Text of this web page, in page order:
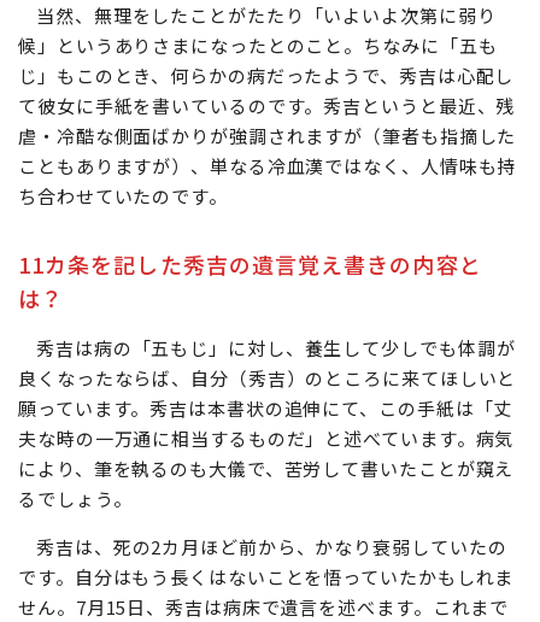
当然、無理をしたことがたたり「いよいよ次第に弱り
候」というありさまになったとのこと。ちなみに「五も
じ」もこのとき、何らかの病だったようで、秀吉は心配し
て彼女に手紙を書いているのです。秀吉というと最近、残
虐・冷酷な側面ばかりが強調されますが（筆者も指摘した
こともありますが）、単なる冷血漢ではなく、人情味も持
ち合わせていたのです。
11カ条を記した秀吉の遺言覚え書きの内容と
は？
秀吉は病の「五もじ」に対し、養生して少しでも体調が
良くなったならば、自分（秀吉）のところに来てほしいと
願っています。秀吉は本書状の追伸にて、この手紙は「丈
夫な時の一万通に相当するものだ」と述べています。病気
により、筆を執るのも大儀で、苦労して書いたことが窺え
るでしょう。
秀吉は、死の2カ月ほど前から、かなり衰弱していたの
です。自分はもう長くはないことを悟っていたかもしれま
せん。7月15日、秀吉は病床で遺言を述べます。これまで